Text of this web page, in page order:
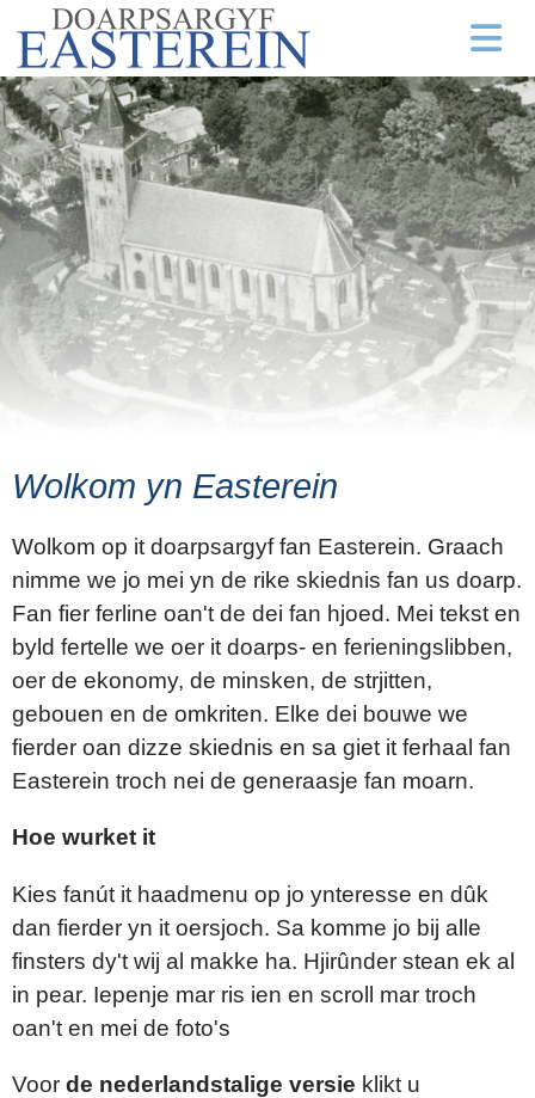
Wolkom yn Easterein
Wolkom op it doarpsargyf fan Easterein. Graach
nimme we jo mei yn de rike skiednis fan us doarp.
Fan fier ferline oan't de dei fan hjoed. Mei tekst en
byld fertelle we oer it doarps- en ferieningslibben,
oer de ekonomy, de minsken, de strjitten,
gebouen en de omkriten. Elke dei bouwe we
fierder oan dizze skiednis en sa giet it ferhaal fan
Easterein troch nei de generaasje fan moarn.
Hoe wurket it
Kies fanút it haadmenu op jo ynteresse en dûk
dan fierder yn it oersjoch. Sa komme jo bij alle
finsters dy't wij al makke ha. Hjirûnder stean ek al
in pear. Iepenje mar ris ien en scroll mar troch
oan't en mei de foto's
Voor de nederlandstalige versie klikt u